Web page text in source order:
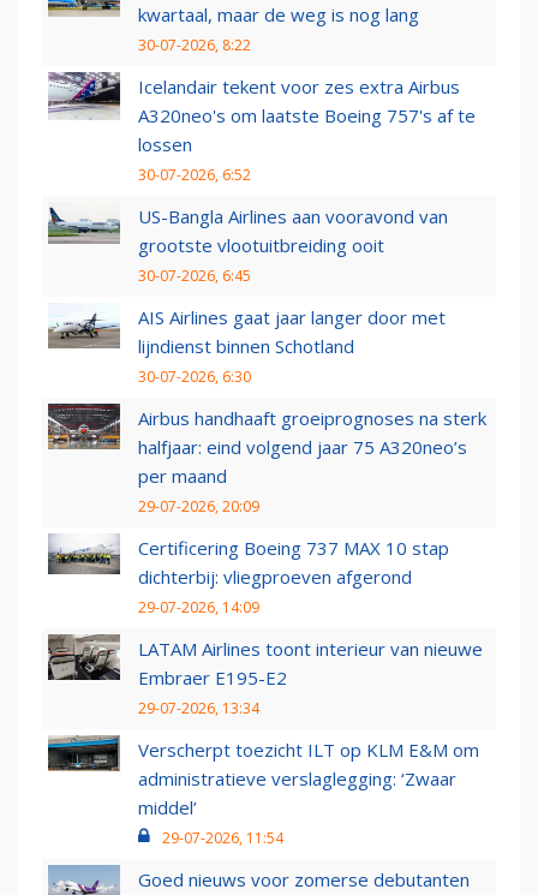
kwartaal, maar de weg is nog lang
30-07-2026, 8:22
Icelandair tekent voor zes extra Airbus
A320neo's om laatste Boeing 757's af te
lossen
30-07-2026, 6:52
US-Bangla Airlines aan vooravond van
grootste vlootuitbreiding ooit
30-07-2026, 6:45
AIS Airlines gaat jaar langer door met
lijndienst binnen Schotland
30-07-2026, 6:30
Airbus handhaaft groeiprognoses na sterk
halfjaar: eind volgend jaar 75 A320neo’s
per maand
29-07-2026, 20:09
Certificering Boeing 737 MAX 10 stap
dichterbij: vliegproeven afgerond
29-07-2026, 14:09
LATAM Airlines toont interieur van nieuwe
Embraer E195-E2
29-07-2026, 13:34
Verscherpt toezicht ILT op KLM E&M om
administratieve verslaglegging: ‘Zwaar
middel’
29-07-2026, 11:54
Goed nieuws voor zomerse debutanten